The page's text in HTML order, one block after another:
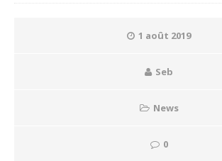
1 août 2019
Seb
News
0